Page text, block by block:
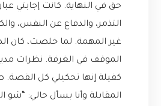
حق في النهاية. كانت إجابتي
التذمر، والدفاع عن النفس،
غير المهمة. لما خلصت، كان
الموقف في الغرفة. نظرات
كفيلة إنها تحكيلي كل
المقابلة وأنا بسأل حالي: “شو